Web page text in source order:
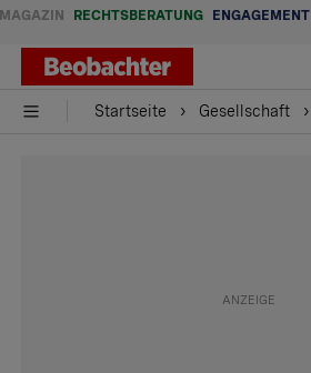
MAGAZIN RECHTSBERATUNG ENGAGEMENT
Startseite Gesellschaft